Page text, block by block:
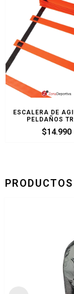
ESCALERA DE
PELDAÑOS
$14.990